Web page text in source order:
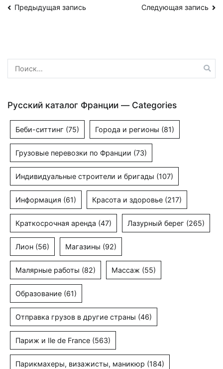
Навигация
Предыдущая запись Следующая запись
Найти:
Русский каталог Франции — Categories
Беби-ситтинг (75) Города и регионы (81)
Грузовые перевозки по Франции (73)
Индивидуальные строители и бригады (107)
Информация (61) Красота и здоровье (217)
Краткосрочная аренда (47) Лазурный берег (265)
Лион (56) Магазины (92)
Малярные работы (82) Массаж (55)
Образование (61)
Отправка грузов в другие страны (46)
Париж и Ile de France (563)
Парикмахеры, визажисты, маникюр (184)